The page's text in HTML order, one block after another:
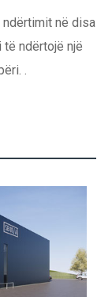
në disa
të ndërtojë një
.